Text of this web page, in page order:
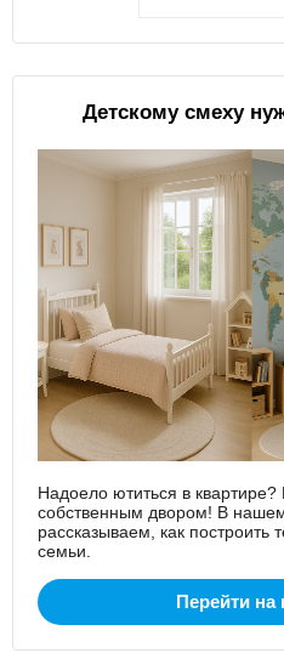
Детскому смеху
Надоело ютиться в
собственным двором! В
рассказываем, как
семьи.
Перейти на